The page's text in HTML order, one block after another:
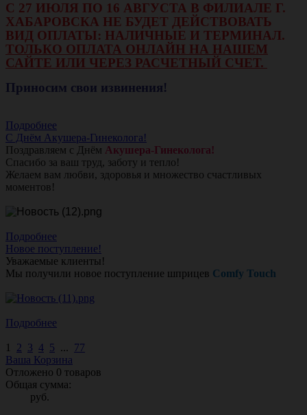
С 27 ИЮЛЯ ПО 16 АВГУСТА В ФИЛИАЛЕ Г.
ХАБАРОВСКА НЕ БУДЕТ ДЕЙСТВОВАТЬ
ВИД ОПЛАТЫ: НАЛИЧНЫЕ И ТЕРМИНАЛ.
ТОЛЬКО ОПЛАТА ОНЛАЙН НА НАШЕМ
САЙТЕ ИЛИ ЧЕРЕЗ РАСЧЕТНЫЙ СЧЕТ.
Приносим свои извинения!
Подробнее
С Днём Акушера-Гинеколога!
Поздравляем с Днём Акушера-Гинеколога!
Спасибо за ваш труд, заботу и тепло!
Желаем вам любви, здоровья и множество счастливых
моментов!
Подробнее
Новое поступление!
Уважаемые клиенты!
Мы получили новое поступление шприцев Comfy Touch
Подробнее
1 2 3 4 5 ... 77
Ваша Корзина
Отложено 0 товаров
Общая сумма:
руб.